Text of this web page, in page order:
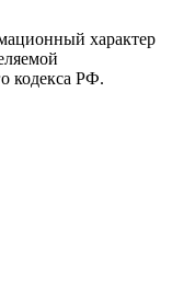
характер
кодекса РФ.